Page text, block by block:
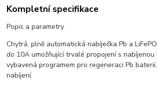
Kompletní specifikace
Popis a parametry
Chytrá, plně automatická nabíječka Pb a
do 10A umožňující trvalé propojení s nabíjenou
vybavená programem pro regeneraci Pb
nabíjení.